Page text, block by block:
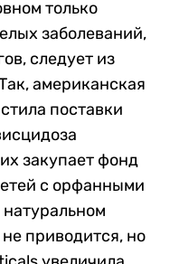
только
заболеваний,
следует из
американская
поставки
закупает фонд
с орфанными
приводится, но